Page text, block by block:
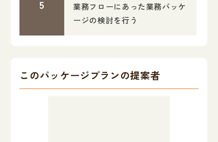
業務フローにあった業務パッケ
ージの検討を行う
このパッケージプランの提案者